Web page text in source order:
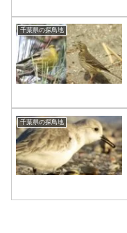
千葉県の探鳥地
千葉県の探鳥地